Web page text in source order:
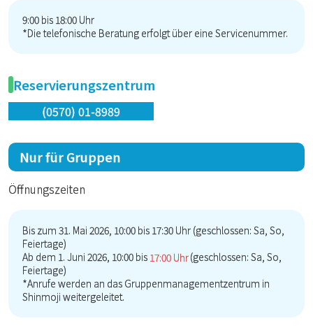
9:00 bis 18:00 Uhr
*Die telefonische Beratung erfolgt über eine Servicenummer.
Reservierungszentrum
(0570) 01-8989
Nur für Gruppen
Öffnungszeiten
Bis zum 31. Mai 2026, 10:00 bis 17:30 Uhr (geschlossen: Sa, So,
Feiertage)
Ab dem 1. Juni 2026, 10:00 bis 17:00 Uhr(geschlossen: Sa, So,
Feiertage)
*Anrufe werden an das Gruppenmanagementzentrum in
Shinmoji weitergeleitet.